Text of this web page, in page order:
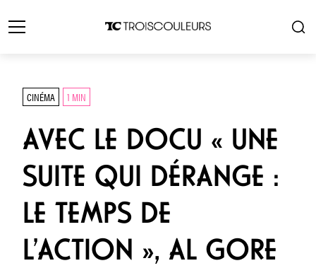
CINÉMA 1 MIN
AVEC LE DOCU « UNE
SUITE QUI DÉRANGE :
LE TEMPS DE
L’ACTION », AL GORE